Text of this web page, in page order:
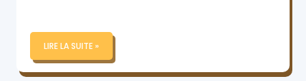
LIRE LA SUITE »